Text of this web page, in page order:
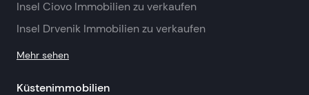
Insel Ciovo Immobilien zu verkaufen
Insel Drvenik Immobilien zu verkaufen
Mehr sehen
Küstenimmobilien